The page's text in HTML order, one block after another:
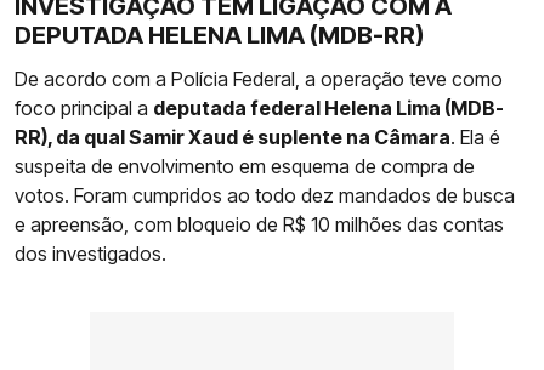
INVESTIGAÇÃO TEM LIGAÇÃO COM A
DEPUTADA HELENA LIMA (MDB-RR)
De acordo com a Polícia Federal, a operação teve como
foco principal a deputada federal Helena Lima (MDB-
RR), da qual Samir Xaud é suplente na Câmara. Ela é
suspeita de envolvimento em esquema de compra de
votos. Foram cumpridos ao todo dez mandados de busca
e apreensão, com bloqueio de R$ 10 milhões das contas
dos investigados.